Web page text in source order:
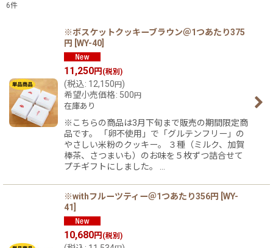
並び順 :
絞り込む
6件
※ボスケットクッキーブラウン＠1つあたり375
円 WY-40
11,250円 (税別)
(税込: 12,150 円 )
希望小売価格: 500 円
在庫あり
※こちらの商品は3月下旬まで販売の期間限定商
品です。 「卵不使用」で「グルテンフリー」の
やさしい米粉のクッキー。 ３種（ミルク、加賀
棒茶、さつまいも）のお味を５枚ずつ詰合せて
プチギフトにしました。 …
※withフルーツティー＠1つあたり356円 WY-
41
10,680円 (税別)